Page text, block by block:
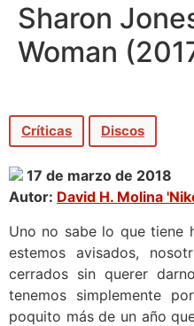
Sharon
Woman
Críticas Discos
17 de marzo de 2018
Autor: David H. Molina
Uno no sabe lo que tiene
estemos avisados,
cerrados sin querer
tenemos simplemente
poquito más de un año